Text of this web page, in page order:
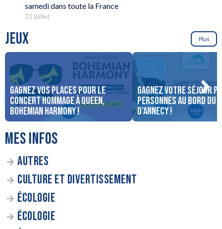
samedi dans toute la France
31 juillet
JEUX Plus
Gagnez vos places pour le
concert Hommage à Queen,
Bohemian Harmony !
Gagnez votre séjour
personnes au bord du
d’Annecy !
MES INFOS
AUTRES
CULTURE ET DIVERTISSEMENT
ÉCOLOGIE
ÉCOLOGIE